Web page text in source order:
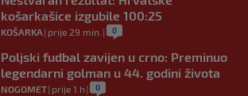
košarkašice izgubile 100:25
KOŠARKA | prije 29 min. | 0
Poljski fudbal zavijen u crno: Preminuo
legendarni golman u 44. godini života
NOGOMET| prije 1 h | 0